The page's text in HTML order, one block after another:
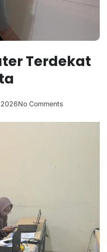
Terdekat
No Comments